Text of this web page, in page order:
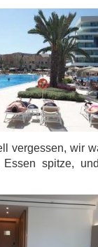
vergessen, wir
Essen spitze,